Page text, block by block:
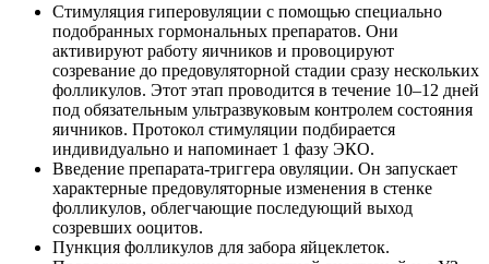
Стимуляция гиперовуляции с помощью специально
подобранных гормональных препаратов. Они
активируют работу яичников и провоцируют
созревание до предовуляторной стадии сразу нескольких
фолликулов. Этот этап проводится в течение 10–12 дней
под обязательным ультразвуковым контролем состояния
яичников. Протокол стимуляции подбирается
индивидуально и напоминает 1 фазу ЭКО.
Введение препарата-триггера овуляции. Он запускает
характерные предовуляторные изменения в стенке
фолликулов, облегчающие последующий выход
созревших ооцитов.
Пункция фолликулов для забора яйцеклеток.